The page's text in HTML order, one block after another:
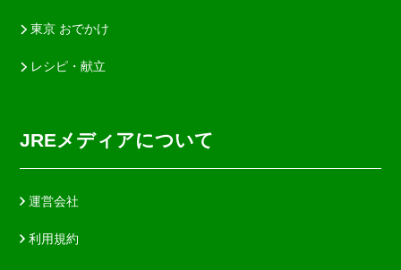
東京 おでかけ
レシピ・献立
JREメディアについて
運営会社
利用規約